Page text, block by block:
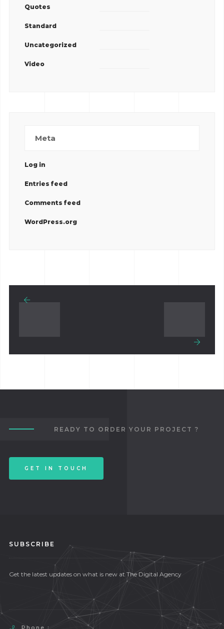
Quotes
Standard
Uncategorized
Video
Meta
Log in
Entries feed
Comments feed
WordPress.org
READY TO ORDER YOUR PROJECT ?
GET IN TOUCH
SUBSCRIBE
Get the latest updates on what is new at The Digital Agency
Phone :